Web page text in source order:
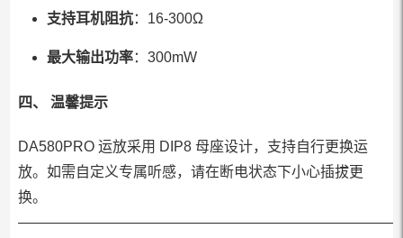
支持耳机阻抗：16-300Ω
最大输出功率：300mW
四、 温馨提示
DA580PRO 运放采用 DIP8 母座设计，支持自行更换运
放。如需自定义专属听感，请在断电状态下小心插拔更
换。